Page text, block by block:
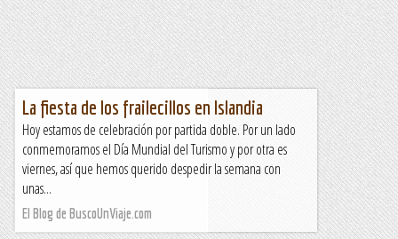
La fiesta de los frailecillos en Islandia
Hoy estamos de celebración por partida doble. Por un lado
conmemoramos el Día Mundial del Turismo y por otra es
viernes, así que hemos querido despedir la semana con
unas...
El Blog de BuscoUnViaje.com